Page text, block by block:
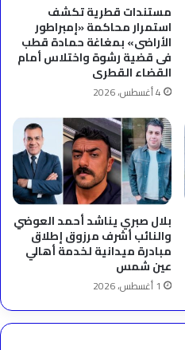
مستندات قطرية تكشف
استمرار محاكمة «إمبراطور
الأراضى» بمغاغة حمادة قطب
فى قضية رشوة واختلاس أمام
القضاء القطرى
4 أغسطس، 2026
بلال صبري يناشد أحمد العوضي
والنائب أشرف مرزوق إطلاق
مبادرة ميدانية لخدمة أهالي
عين شمس
1 أغسطس، 2026